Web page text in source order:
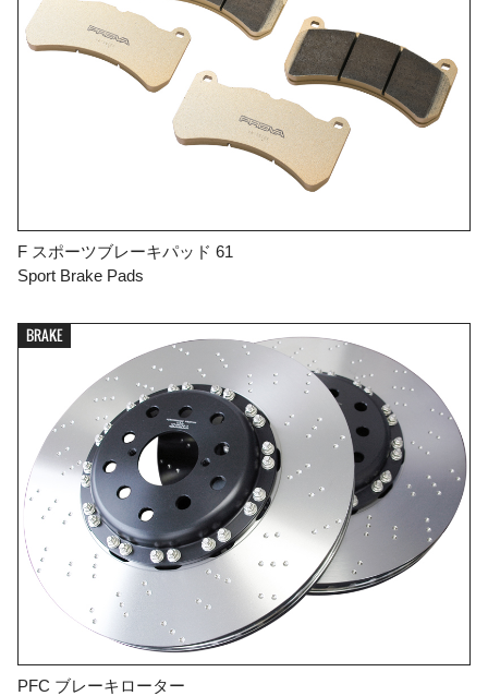
F スポーツブレーキパッド 61
Sport Brake Pads
BRAKE
PFC ブレーキローター
FIND YOUR VEHICLE DETAIL